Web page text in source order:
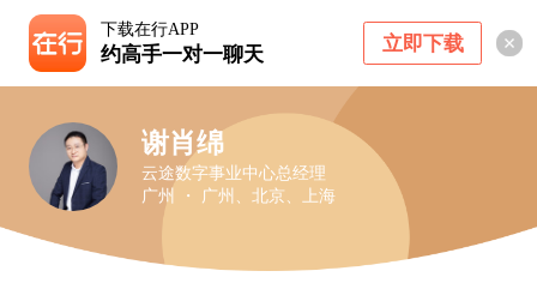
下载在行APP
约高手一对一聊天 立即下载
谢肖绵
云途数字事业中心总经理
广州 ・ 广州、北京、上海